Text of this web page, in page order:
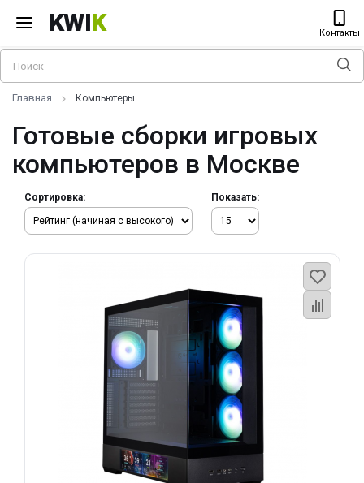
KWIK Контакты
Главная Компьютеры
Готовые сборки игровых
компьютеров в Москве
Сортировка: Показать: